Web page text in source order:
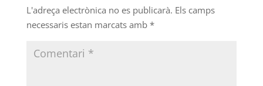
L'adreça electrònica no es publicarà. Els camps
necessaris estan marcats amb *